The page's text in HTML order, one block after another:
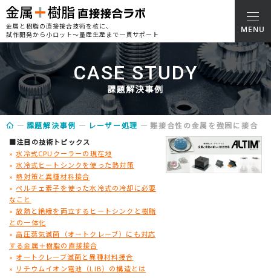
金属と樹脂の直接接合技術を核に、
試作開発から小ロット～量産生産まで一貫サポート
CASE STUDY
課題解決事例
課題解決事例 レーザー処理 難接合性の金属を強固に接合
■注目の技術トピックス
»水冷式CPUクーラーの現在地
»水冷式ヒートシンクを使った熱対策
»熱対策と異種材料接合
»ペルチェ素子を使った水冷式の冷却に必要
なこと
»放熱と絶縁を両立するヒートシンクと樹脂
との一体化
»高圧蒸気滅菌（オートクレーブ）にも対応
する金属＋樹脂の直接接合
» オートクレーブ滅菌と異種材料接合
» リチウムイオン電池（LIB）の構造とは